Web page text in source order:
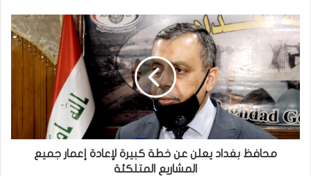
محافظ
يعلن
عن
خطة
كبيرة
لإعادة
إعمار
جميع
المشاريعمحافظ بغداد يعلن عن خطة كبيرة لإعادة إعمار جميع
المشاريع المتلكئة